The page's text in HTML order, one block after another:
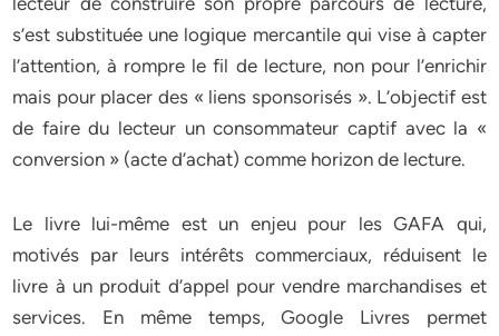
s’est substituée une logique mercantile qui vise à capter
l’attention, à rompre le fil de lecture, non pour l’enrichir
mais pour placer des « liens sponsorisés ». L’objectif est
de faire du lecteur un consommateur captif avec la «
conversion » (acte d’achat) comme horizon de lecture.
Le livre lui-même est un enjeu pour les GAFA qui,
motivés par leurs intérêts commerciaux, réduisent le
livre à un produit d’appel pour vendre marchandises et
services. En même temps, Google Livres permet